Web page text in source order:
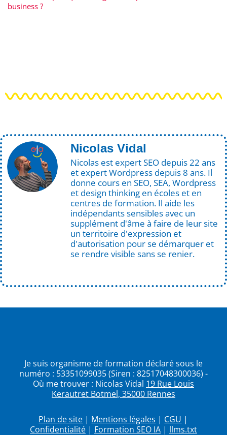
business ?
Nicolas Vidal
Nicolas est expert SEO depuis 22 ans
et expert Wordpress depuis 8 ans. Il
donne cours en SEO, SEA, Wordpress
et design thinking en écoles et en
centres de formation. Il aide les
indépendants sensibles avec un
supplément d'âme à faire de leur site
un territoire d'expression et
d'autorisation pour se démarquer et
se rendre visible sans se renier.
Je suis organisme de formation déclaré sous le
numéro : 53351099035 (Siren : 82517048300036) -
Où me trouver : Nicolas Vidal 19 Rue Louis
Kerautret Botmel, 35000 Rennes
Plan de site | Mentions légales | CGU |
Confidentialité| Formation SEO IA| llms.txt